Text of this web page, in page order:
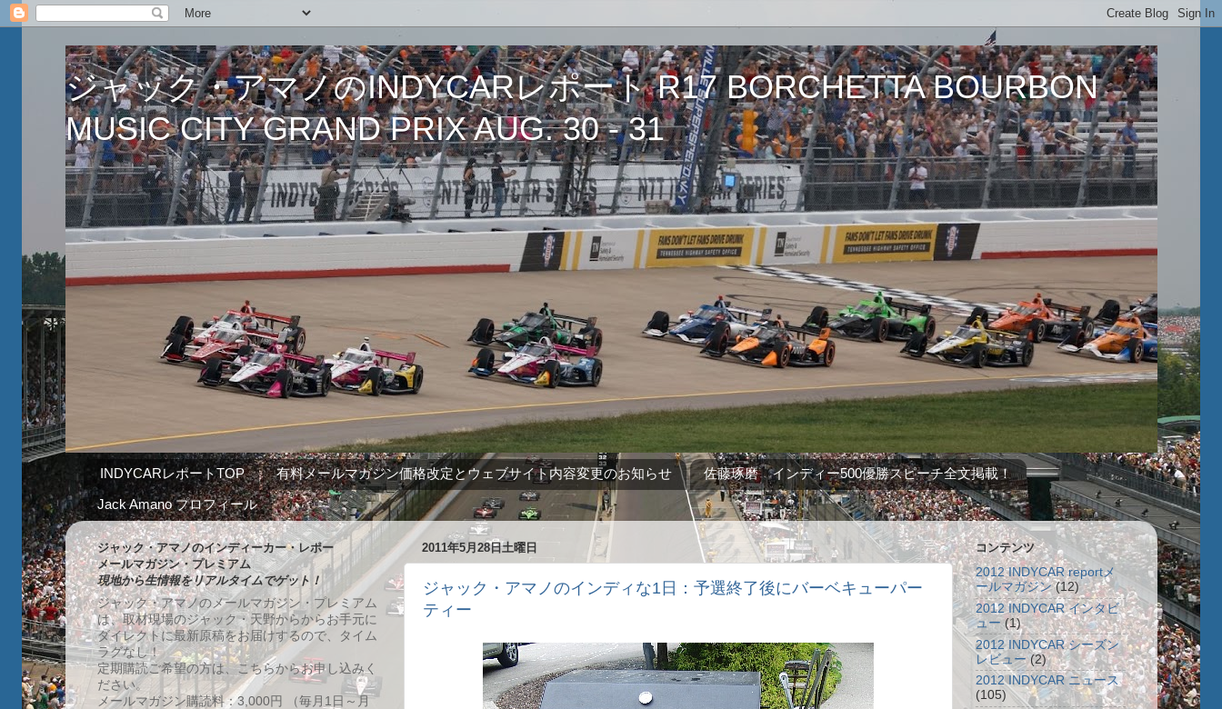
ジャック・アマノのINDYCARレポート R17 BORCHETTA BOURBON
MUSIC CITY GRAND PRIX AUG. 30 - 31
INDYCARレポートTOP 有料メールマガジン価格改定とウェブサイト内容変更のお知らせ
佐藤琢磨 インディー500優勝スピーチ全文掲載！
Jack Amano プロフィール
2011年5月28日土曜日
ジャック・アマノのインディな1日：予選終了後にバーベキューパー
ティー
ジャック・アマノのインディーカー・レポー
メールマガジン・プレミアム
現地から生情報をリアルタイムでゲット！
ジャック・アマノのメールマガジン・プレミアム
は、取材現場のジャック・天野からからお手元に
ダイレクトに最新原稿をお届けするので、タイム
ラグなし！
定期購読ご希望の方は、こちらからお申し込みく
ださい。
メールマガジン購読料：3,000円 （毎月1日～月
コンテンツ
2012 INDYCAR reportメ
ールマガジン (12)
2012 INDYCAR インタビ
ュー (1)
2012 INDYCAR シーズン
レビュー (2)
2012 INDYCAR ニュース
(105)